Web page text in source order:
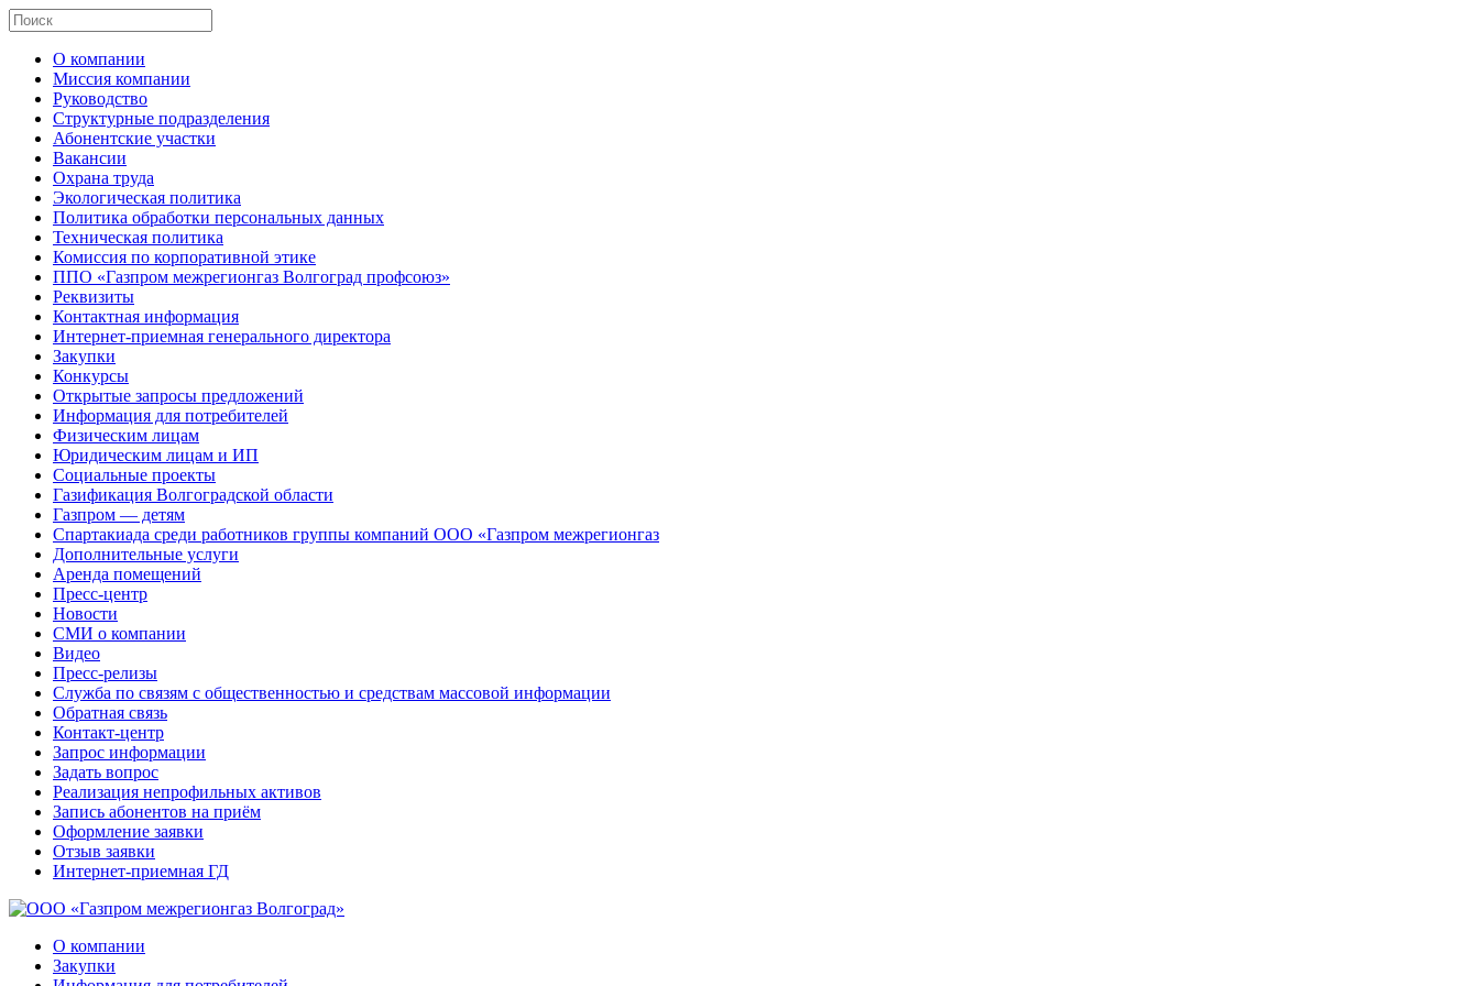
О компании
Миссия компании
Руководство
Структурные подразделения
Абонентские участки
Вакансии
Охрана труда
Экологическая политика
Политика обработки персональных данных
Техническая политика
Комиссия по корпоративной этике
ППО «Газпром межрегионгаз Волгоград профсоюз»
Реквизиты
Контактная информация
Интернет-приемная генерального директора
Закупки
Конкурсы
Открытые запросы предложений
Информация для потребителей
Физическим лицам
Юридическим лицам и ИП
Социальные проекты
Газификация Волгоградской области
Газпром — детям
Спартакиада среди работников группы компаний ООО «Газпром межрегионгаз
Дополнительные услуги
Аренда помещений
Пресс-центр
Новости
СМИ о компании
Видео
Пресс-релизы
Служба по связям с общественностью и средствам массовой информации
Обратная связь
Контакт-центр
Запрос информации
Задать вопрос
Реализация непрофильных активов
Запись абонентов на приём
Оформление заявки
Отзыв заявки
Интернет-приемная ГД
О компании
Закупки